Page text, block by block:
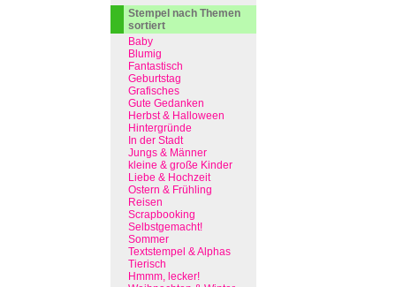
Stempel nach Themen
sortiert
Baby
Blumig
Fantastisch
Geburtstag
Grafisches
Gute Gedanken
Herbst & Halloween
Hintergründe
In der Stadt
Jungs & Männer
kleine & große Kinder
Liebe & Hochzeit
Ostern & Frühling
Reisen
Scrapbooking
Selbstgemacht!
Sommer
Textstempel & Alphas
Tierisch
Hmmm, lecker!